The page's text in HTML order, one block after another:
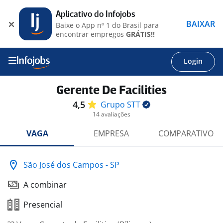
Login
Gerente De Facilities
4,5 Grupo STT
14 avaliações
VAGA EMPRESA COMPARATIVO
São José dos Campos - SP
A combinar
Presencial
Aplicativo do Infojobs
Baixe o App nº 1 do Brasil para
encontrar empregos GRÁTIS!!
BAIXAR